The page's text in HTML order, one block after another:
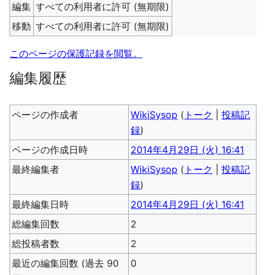
編集 すべての利用者に許可 (無期限)
移動 すべての利用者に許可 (無期限)
このページの保護記録を閲覧。
編集履歴
ページの作成者 WikiSysop ( トーク |投稿記
録)
ページの作成日時
2014年4月29日 (火) 16:41
最終編集者
WikiSysop ( トーク |投稿記
録)
最終編集日時
2014年4月29日 (火) 16:41
総編集回数
2
総投稿者数
2
最近の編集回数 (過去 90
0